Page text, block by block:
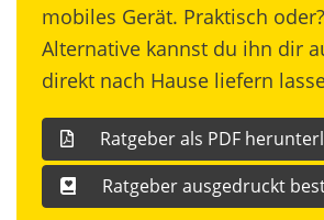
mobiles Gerät. Praktisch
Alternative kannst du ihn dir
direkt nach Hause liefern
Ratgeber als PDF
Ratgeber ausgedruckt